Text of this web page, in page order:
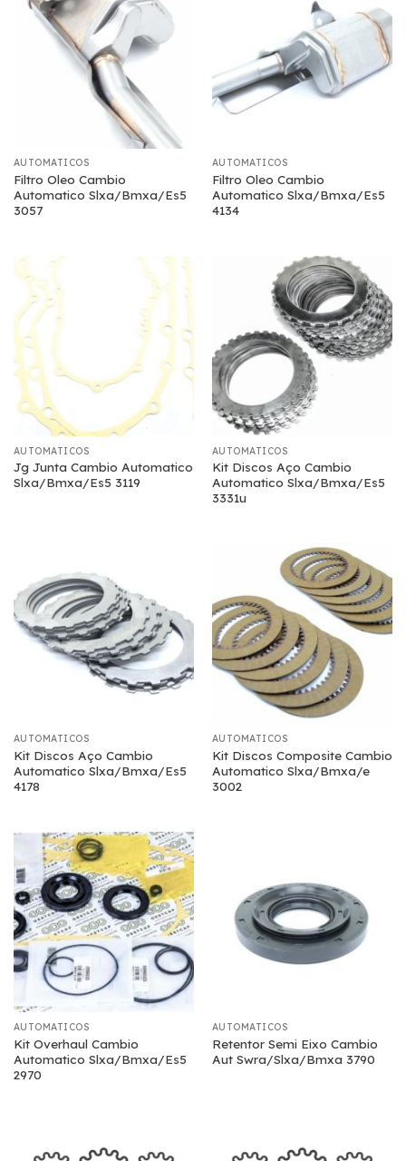
AUTOMATICOS
Filtro Oleo Cambio
Automatico Slxa/Bmxa/Es5
3057
AUTOMATICOS
Filtro Oleo Cambio
Automatico Slxa/Bmxa/Es5
4134
AUTOMATICOS
Jg Junta Cambio Automatico
Slxa/Bmxa/Es5 3119
AUTOMATICOS
Kit Discos Aço Cambio
Automatico Slxa/Bmxa/Es5
3331u
AUTOMATICOS
Kit Discos Aço Cambio
Automatico Slxa/Bmxa/Es5
4178
AUTOMATICOS
Kit Discos Composite Cambio
Automatico Slxa/Bmxa/e
3002
AUTOMATICOS
Kit Overhaul Cambio
Automatico Slxa/Bmxa/Es5
2970
AUTOMATICOS
Retentor Semi Eixo Cambio
Aut Swra/Slxa/Bmxa 3790